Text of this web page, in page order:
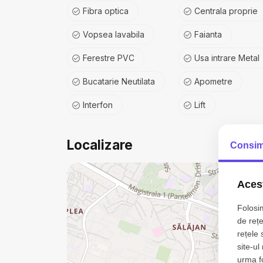
Fibra optica Centrala proprie
Vopsea lavabila Faianta
Ferestre PVC Usa intrare Metal
Bucatarie Neutilata Apometre
Interfon Lift
Localizare
de
rețele
site-ul
urma